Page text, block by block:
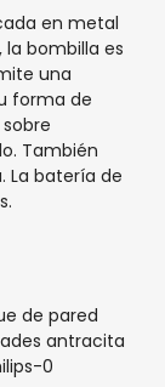
en metal
bombilla es
una
forma de
También
La batería de